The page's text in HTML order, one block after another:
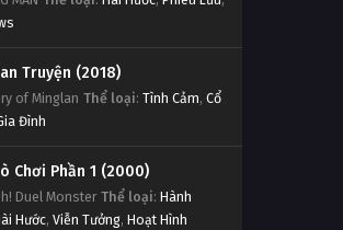
Truyện (2018)
of Minglan Thể loại: Tình Cảm, Cổ
Đình
Vua Trò Chơi Phần 1 (2000)
Duel Monster Thể loại: Hành
Hước, Viễn Tưởng, Hoạt Hình